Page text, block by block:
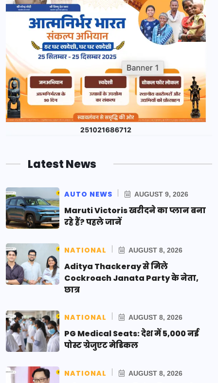
Latest News
AUTO NEWS AUGUST 9, 2026
Maruti Victoris खरीदने का प्लान बना
रहे हैं? पहले जानें
NATIONAL AUGUST 8, 2026
Aditya Thackeray से मिले
Cockroach Janata Party के नेता,
छात्र
NATIONAL AUGUST 8, 2026
PG Medical Seats: देश में 5,000 नई
पोस्ट ग्रेजुएट मेडिकल
NATIONAL AUGUST 8, 2026